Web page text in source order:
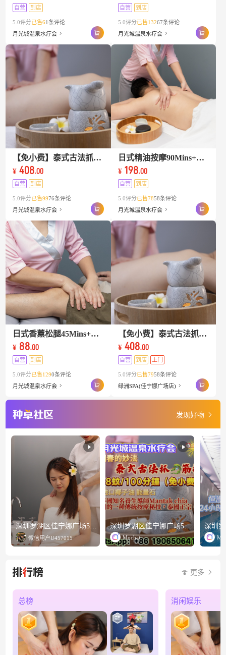
自营 到店
5.0评分已售61条评论
月光城温泉水疗会
自营 到店
5.0评分已售13267条评论
月光城温泉水疗会
【免小费】泰式古法抓龙筋karsai massage +大堂项目+自助餐+留宿（免签小费）
¥ 408.00
自营 到店
5.0评分已售9976条评论
月光城温泉水疗会
日式精油按摩90Mins+大堂2项+自助餐+24h净桑/留宿
¥198.00
自营 到店
5.0评分已售7858条评论
月光城温泉水疗会
日式香薰松腿45Mins+净桑/温泉+自助餐
¥ 88.00
自营 到店
5.0评分已售1290条评论
月光城温泉水疗会
【免小费】泰式古法抓龙筋Karsai Massage+糯米芒果饭+香兰茶
¥408.00
自营 到店 上门
5.0评分已售7958条评论
绿洲SPA(佳宁娜广场店)
发现好物
深圳罗湖区佳宁娜广场5楼 月光城温泉水疗会，正规平靓正之选！
微信用户U457015
深圳罗湖区佳宁娜广场5楼月光城温泉水疗会，体验泰国正宗古法k
Mochat
🍄 更多
总榜 消闲娱乐